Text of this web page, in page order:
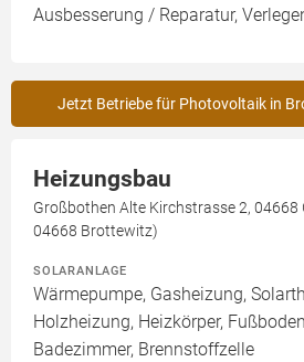
Ausbesserung / Reparatur,
Jetzt Betriebe für Photovoltaik in
Heizungsbau
Großbothen Alte Kirchstrasse 2, 04668
04668 Brottewitz)
SOLARANLAGE
Wärmepumpe, Gasheizung,
Holzheizung, Heizkörper,
Badezimmer, Brennstoffzelle